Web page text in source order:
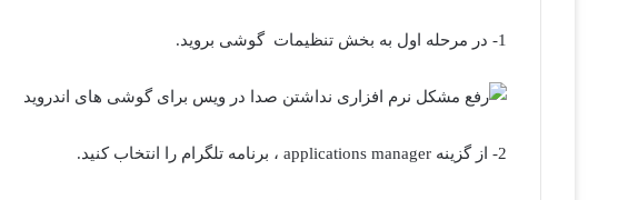
1- در مرحله اول به بخش تنظیمات گوشی بروید.
2- از گزینه applications manager ، برنامه تلگرام را انتخاب کنید.